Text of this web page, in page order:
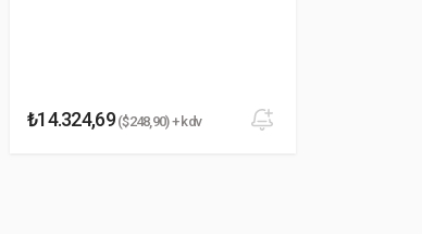
₺14.324,69($248,90) + kdv